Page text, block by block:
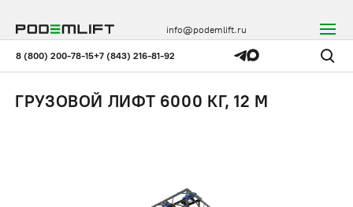
8 (800) 200-78-15+7 (843) 216-81-92
info@podemlift.ru
ГРУЗОВОЙ ЛИФТ 6000 КГ, 12 М